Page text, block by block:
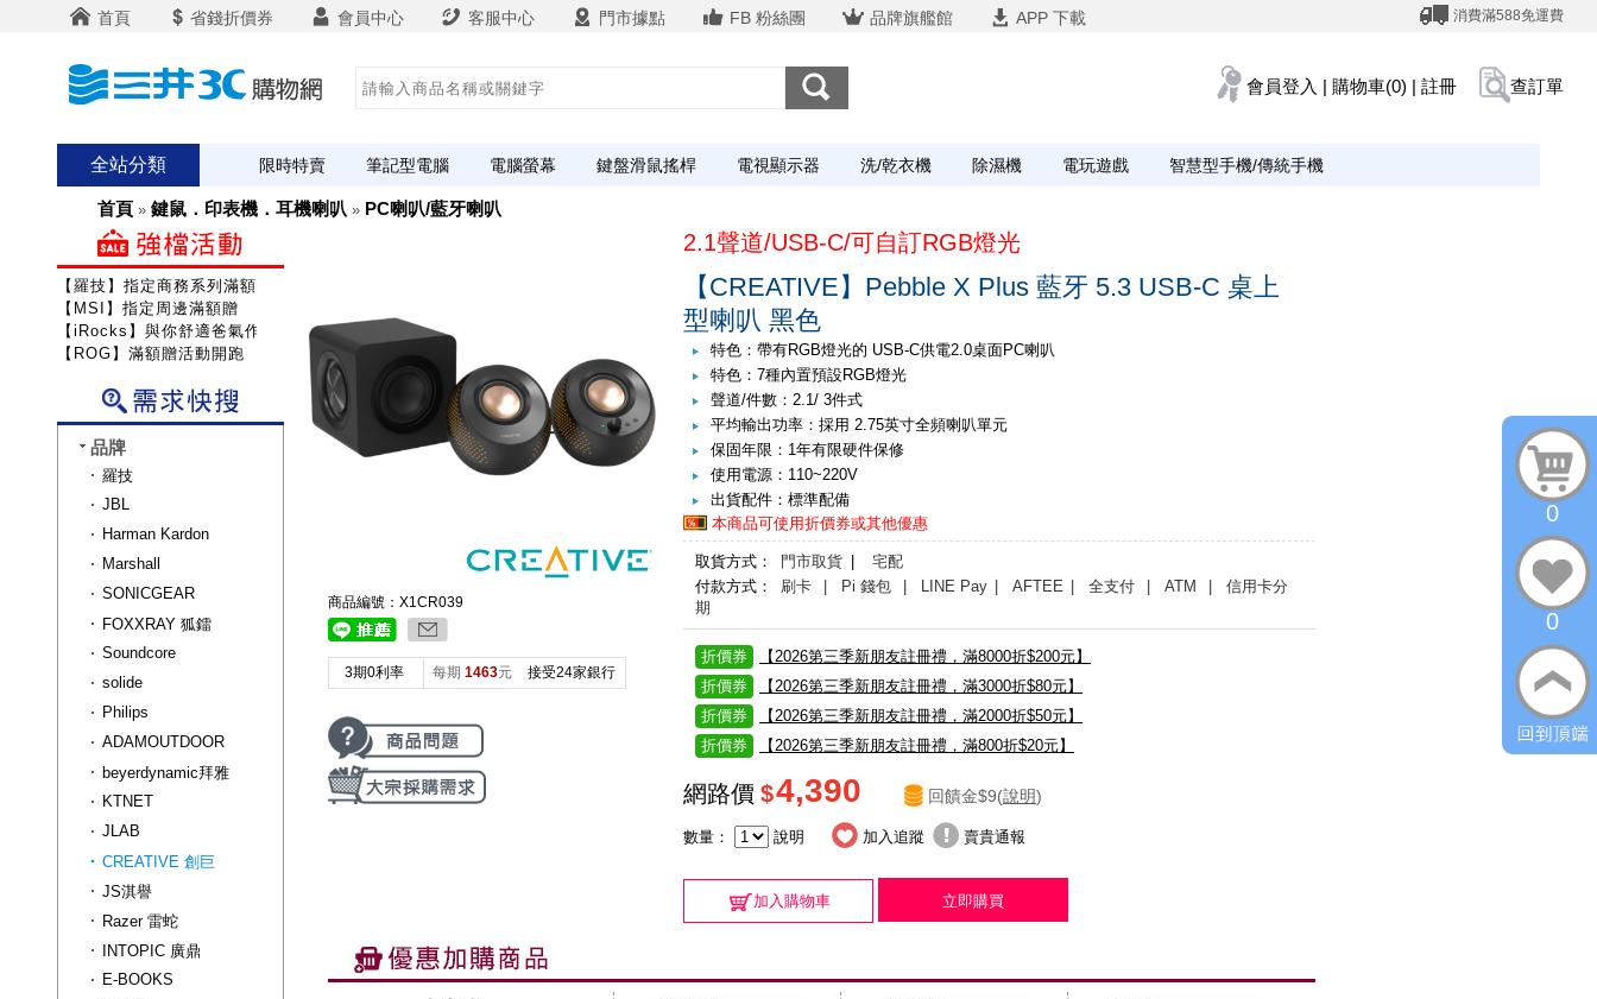
首頁 省錢折價券 會員中心 客服中心 門市據點 FB 粉絲團 品牌旗艦館 APP 下載 消費滿588免運費
會員登入 | 購物車(0) | 註冊 查訂單
全站分類 限時特賣 筆記型電腦 電腦螢幕 鍵盤滑鼠搖桿 電視顯示器 洗/乾衣機 除濕機 電玩遊戲 智慧型手機/傳統手機
首頁 » 鍵鼠．印表機．耳機喇叭 » PC喇叭/藍牙喇叭
商品編號：X1CR039
3期0利率 每期 1463元 接受24家銀行
2.1聲道/USB-C/可自訂RGB燈光
【CREATIVE】Pebble X Plus 藍牙 5.3 USB-C 桌上
型喇叭 黑色
特色：帶有RGB燈光的 USB-C供電2.0桌面PC喇叭
特色：7種內置預設RGB燈光
聲道/件數：2.1/ 3件式
平均輸出功率：採用 2.75英寸全頻喇叭單元
保固年限：1年有限硬件保修
使用電源：110~220V
出貨配件：標準配備
本商品可使用折價券或其他優惠
取貨方式： 門市取貨
宅配
付款方式：
刷卡 | Pi 錢包 | LINE Pay | AFTEE | 全支付 | ATM
| 信用卡分
期
折價券
【2026第三季新朋友註冊禮，滿8000折$200元】
折價券
【2026第三季新朋友註冊禮，滿3000折$80元】
折價券
【2026第三季新朋友註冊禮，滿2000折$50元】
折價券
【2026第三季新朋友註冊禮，滿800折$20元】
網路價 $4,390 回饋金$9(說明)
數量： 說明 加入追蹤 賣貴通報
加入購物車 立即購買
【羅技】指定商務系列滿額送咖啡
【MSI】指定周邊滿額贈
【iRocks】與你舒適爸氣作戰!
【ROG】滿額贈活動開跑
品牌
羅技
JBL
Harman Kardon
Marshall
SONICGEAR
FOXXRAY 狐鐳
Soundcore
solide
Philips
ADAMOUTDOOR
beyerdynamic拜雅
KTNET
JLAB
CREATIVE 創巨
JS淇譽
Razer 雷蛇
INTOPIC 廣鼎
E-BOOKS
0
0